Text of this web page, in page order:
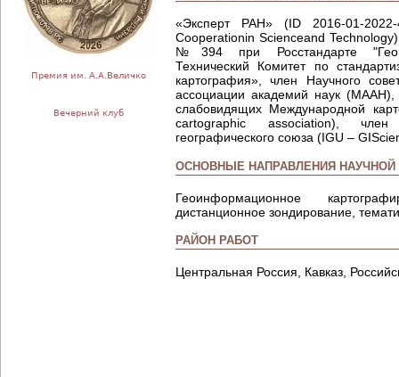
«Эксперт РАН» (ID 2016-01-
Cooperationin Scienceand
№394 при Росстандарте
Технический Комитет по
картография», член Научного
ассоциации академий наук
слабовидящих Международной
cartographic association),
географического союза (IGU –
ОСНОВНЫЕ НАПРАВЛЕНИЯ НАУЧНОЙ
Геоинформационное
дистанционное зондирование,
РАЙОН РАБОТ
Центральная Россия, Кавказ,
Премия им. А.А.Величко
Вечерний клуб